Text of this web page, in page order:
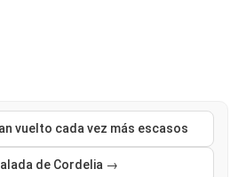
vuelto cada vez más escasos
de Cordelia →